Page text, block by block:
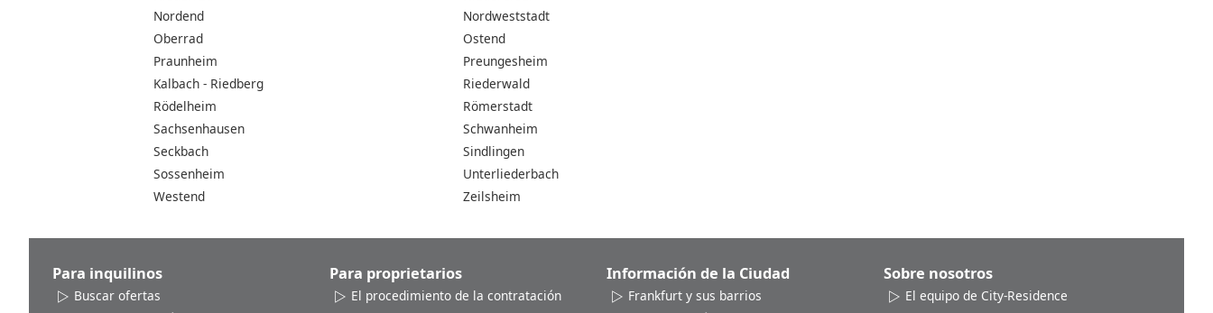
Nordend
Nordweststadt
Oberrad
Ostend
Praunheim
Preungesheim
Kalbach - Riedberg
Riederwald
Rödelheim
Römerstadt
Sachsenhausen
Schwanheim
Seckbach
Sindlingen
Sossenheim
Unterliederbach
Westend
Zeilsheim
Para inquilinos
Buscar ofertas
Para proprietarios
El procedimiento de la contratación
Información de la Ciudad
Frankfurt y sus barrios
Sobre nosotros
El equipo de City-Residence